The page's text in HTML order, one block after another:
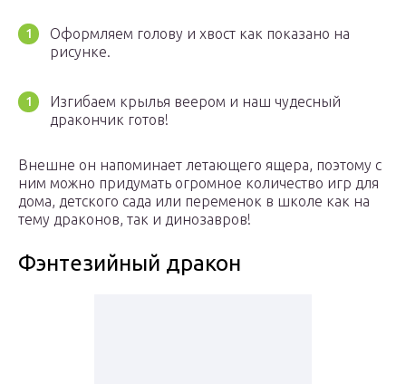
Оформляем голову и хвост как показано на
рисунке.
Изгибаем крылья веером и наш чудесный
дракончик готов!
Внешне он напоминает летающего ящера, поэтому с
ним можно придумать огромное количество игр для
дома, детского сада или переменок в школе как на
тему драконов, так и динозавров!
Фэнтезийный дракон